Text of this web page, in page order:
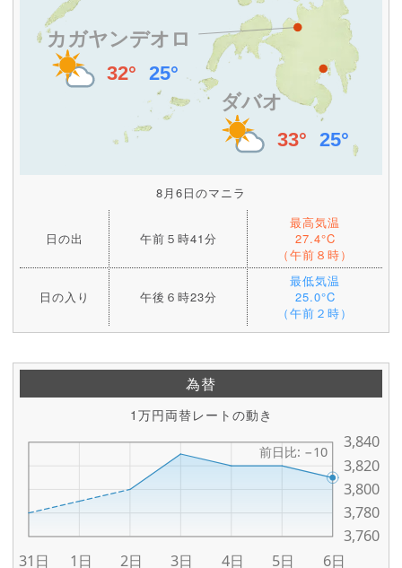
8月6日のマニラ
日の出 午前５時41分
最高気温
27.4°C
（午前８時）
日の入り 午後６時23分
最低気温
25.0°C
（午前２時）
為替
1万円両替レートの動き